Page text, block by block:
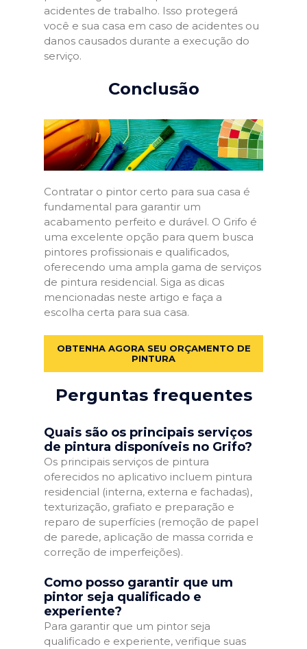
acidentes de trabalho. Isso protegerá
você e sua casa em caso de acidentes ou
danos causados durante a execução do
serviço.
Conclusão
Contratar o pintor certo para sua casa é
fundamental para garantir um
acabamento perfeito e durável. O Grifo é
uma excelente opção para quem busca
pintores profissionais e qualificados,
oferecendo uma ampla gama de serviços
de pintura residencial. Siga as dicas
mencionadas neste artigo e faça a
escolha certa para sua casa.
OBTENHA AGORA SEU ORÇAMENTO DE
PINTURA
Perguntas frequentes
Quais são os principais serviços
de pintura disponíveis no Grifo?
Os principais serviços de pintura
oferecidos no aplicativo incluem pintura
residencial (interna, externa e fachadas),
texturização, grafiato e preparação e
reparo de superfícies (remoção de papel
de parede, aplicação de massa corrida e
correção de imperfeições).
Como posso garantir que um
pintor seja qualificado e
experiente?
Para garantir que um pintor seja
qualificado e experiente, verifique suas